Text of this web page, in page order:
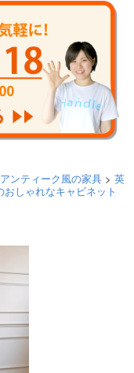
アンティーク風の家具 > 英
しゃれなキャビネット